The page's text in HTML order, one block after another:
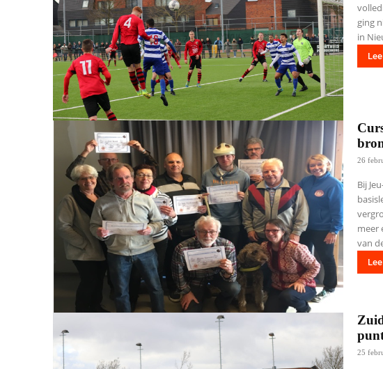
ging
in
26
Bij
meer
van
25